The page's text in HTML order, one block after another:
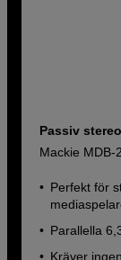
Passiv
Mackie MDB-
Perfekt för
Parallella
Kräver